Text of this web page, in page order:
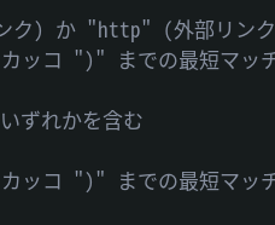
) か "http" (外部リンク
ッコ ")" までの最短マッ
ずれかを含む
ッコ ")" までの最短マッ